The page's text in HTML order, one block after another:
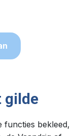
gilde
functies bekleed,